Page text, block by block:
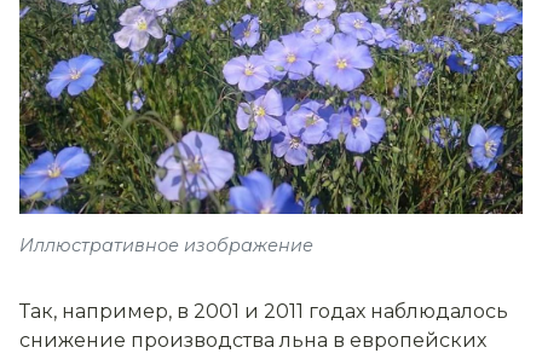
Иллюстративное изображение
Так, например, в 2001 и 2011 годах наблюдалось
снижение производства льна в европейских